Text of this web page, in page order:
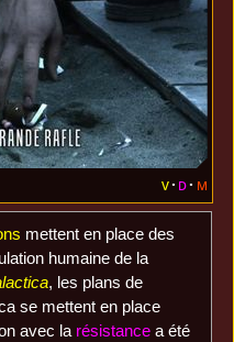
v d m
mettent en place des
humaine de la
, les plans de
se mettent en place
avec la résistancea été